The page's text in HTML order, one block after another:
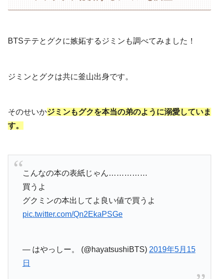
BTSテテとグクに嫉妬するジミンも調べてみました！
ジミンとグクは共に釜山出身です。
そのせいかジミンもグクを本当の弟のように溺愛していま
す。
こんなの本の表紙じゃん……………
買うよ
グクミンの本出してよ良い値で買うよ
pic.twitter.com/Qn2EkaPSGe
— はやっしー。 (@hayatsushiBTS) 2019年5月15
日